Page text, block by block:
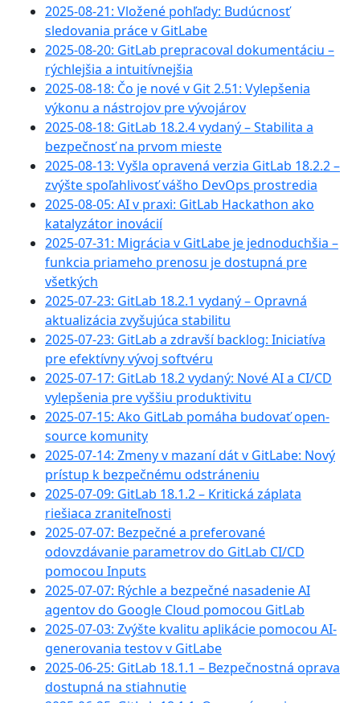
2025-08-21: Vložené pohľady: Budúcnosť
sledovania práce v GitLabe
2025-08-20: GitLab prepracoval dokumentáciu –
rýchlejšia a intuitívnejšia
2025-08-18: Čo je nové v Git 2.51: Vylepšenia
výkonu a nástrojov pre vývojárov
2025-08-18: GitLab 18.2.4 vydaný – Stabilita a
bezpečnosť na prvom mieste
2025-08-13: Vyšla opravená verzia GitLab 18.2.2 –
zvýšte spoľahlivosť vášho DevOps prostredia
2025-08-05: AI v praxi: GitLab Hackathon ako
katalyzátor inovácií
2025-07-31: Migrácia v GitLabe je jednoduchšia –
funkcia priameho prenosu je dostupná pre
všetkých
2025-07-23: GitLab 18.2.1 vydaný – Opravná
aktualizácia zvyšujúca stabilitu
2025-07-23: GitLab a zdravší backlog: Iniciatíva
pre efektívny vývoj softvéru
2025-07-17: GitLab 18.2 vydaný: Nové AI a CI/CD
vylepšenia pre vyššiu produktivitu
2025-07-15: Ako GitLab pomáha budovať open-
source komunity
2025-07-14: Zmeny v mazaní dát v GitLabe: Nový
prístup k bezpečnému odstráneniu
2025-07-09: GitLab 18.1.2 – Kritická záplata
riešiac a zraniteľnosti
2025-07-07: Bezpečné a preferované
odovzdávanie parametrov do GitLab CI/CD
pomocou Inputs
2025-07-07: Rýchle a bezpečné nasadenie AI
agentov do Google Cloud pomocou GitLab
2025-07-03: Zvýšte kvalitu aplikácie pomocou AI-
generovania testov v GitLabe
2025-06-25: GitLab 18.1.1 – Bezpečnostná oprava
dostupná na stiahnutie